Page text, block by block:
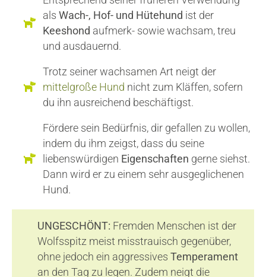
als Wach-, Hof- und Hütehund ist der
Keeshond aufmerk- sowie wachsam, treu
und ausdauernd.
Trotz seiner wachsamen Art neigt der
mittelgroße Hund nicht zum Kläffen, sofern
du ihn ausreichend beschäftigst.
Fördere sein Bedürfnis, dir gefallen zu wollen,
indem du ihm zeigst, dass du seine
liebenswürdigen Eigenschaften gerne siehst.
Dann wird er zu einem sehr ausgeglichenen
Hund.
UNGESCHÖNT: Fremden Menschen ist der
Wolfsspitz meist misstrauisch gegenüber,
ohne jedoch ein aggressives Temperament
an den Tag zu legen. Zudem neigt die